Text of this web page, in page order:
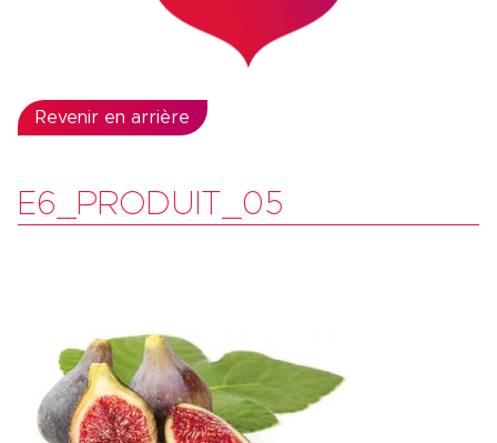
Revenir en arrière
E6_PRODUIT_05